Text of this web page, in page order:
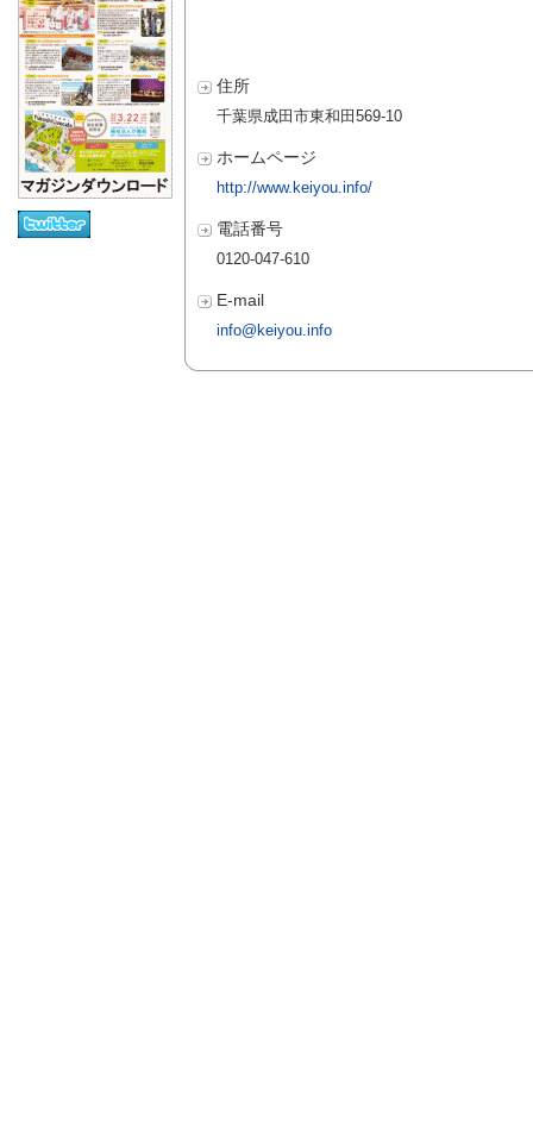
住所
千葉県成田市東和田569-10
ホームページ
http://www.keiyou.info/
電話番号
0120-047-610
E-mail
info@keiyou.info